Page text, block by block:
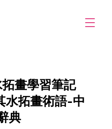
畫學習筆記
水拓畫術語-中
典